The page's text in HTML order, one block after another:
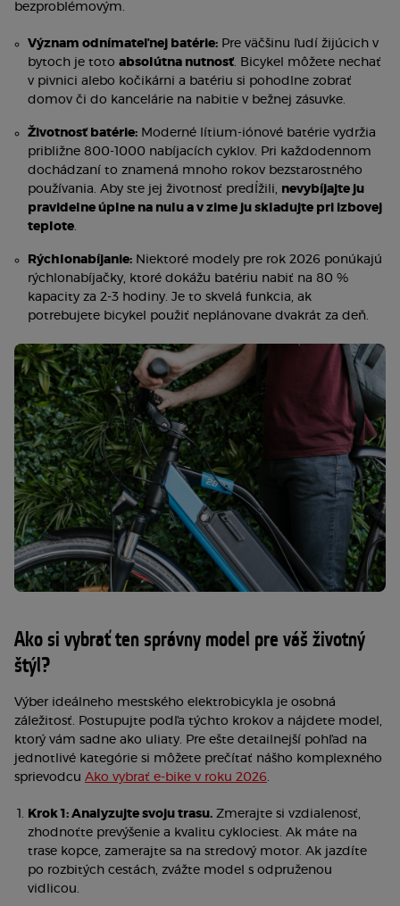
bezproblémovým.
Význam odnímateľnej batérie: Pre väčšinu ľudí žijúcich v
bytoch je totoabsolútna nutnosť. Bicykel môžete nechať
v pivnici alebo kočikárni a batériu si pohodlne zobrať
domov či do kancelárie na nabitie v bežnej zásuvke.
Životnosť batérie: Moderné lítium-iónové batérie vydržia
približne 800-1000 nabíjacích cyklov. Pri každodennom
dochádzaní to znamená mnoho rokov bezstarostného
používania. Aby ste jej životnosť predĺžili, nevybíjajte ju
pravidelne úplne na nulu a v zime ju skladujte pri izbovej
teplote.
Rýchlonabíjanie: Niektoré modely pre rok 2026 ponúkajú
rýchlonabíjačky, ktoré dokážu batériu nabiť na 80 %
kapacity za 2-3 hodiny. Je to skvelá funkcia, ak
potrebujete bicykel použiť neplánovane dvakrát za deň.
Ako si vybrať ten správny model pre váš životný
štýl?
Výber ideálneho mestského elektrobicykla je osobná
záležitosť. Postupujte podľa týchto krokov a nájdete model,
ktorý vám sadne ako uliaty. Pre ešte detailnejší pohľad na
jednotlivé kategórie si môžete prečítať nášho komplexného
sprievodcu Ako vybrať e-bike v roku 2026
Krok 1: Analyzujte svoju trasu. Zmerajte si vzdialenosť,
zhodnoťte prevýšenie a kvalitu cyklociest. Ak máte na
trase kopce, zamerajte sa na stredový motor. Ak jazdíte
po rozbitých cestách, zvážte model s odpruženou
vidlicou.